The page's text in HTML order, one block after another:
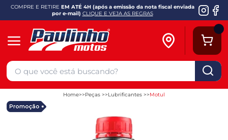
COMPRE E RETIRE EM ATÉ 4H (após a emissão da nota fiscal enviada
por e-mail) CLIQUE E VEJA AS REGRAS
Home Peças Lubrificantes Motul